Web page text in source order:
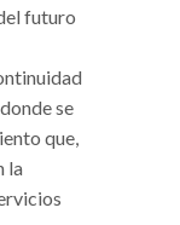
futuro
se
que,
la